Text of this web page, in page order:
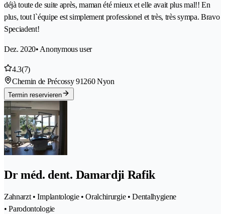
déjà toute de suite après, maman été mieux et elle avait plus mal!! En
plus, tout l`équipe est simplement professionel et très, très sympa. Bravo
Speciadent!
Dez. 2020• Anonymous user
4.3(7)
Chemin de Précossy 91260 Nyon
Termin reservieren
Dr méd. dent. Damardji Rafik
Zahnarzt • Implantologie • Oralchirurgie • Dentalhygiene
• Parodontologie